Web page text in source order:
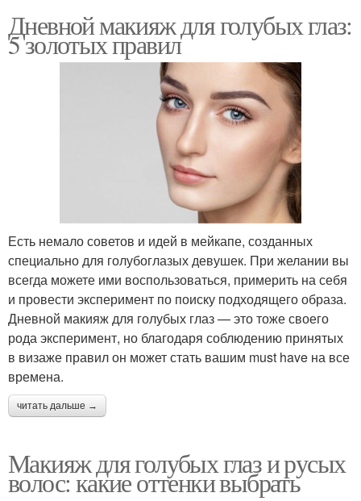
Дневной макияж для голубых глаз:
5 золотых правил
Есть немало советов и идей в мейкапе, созданных
специально для голубоглазых девушек. При желании вы
всегда можете ими воспользоваться, примерить на себя
и провести эксперимент по поиску подходящего образа.
Дневной макияж для голубых глаз — это тоже своего
рода эксперимент, но благодаря соблюдению принятых
в визаже правил он может стать вашим must have на все
времена.
читать дальше →
Макияж для голубых глаз и русых
волос: какие оттенки выбрать